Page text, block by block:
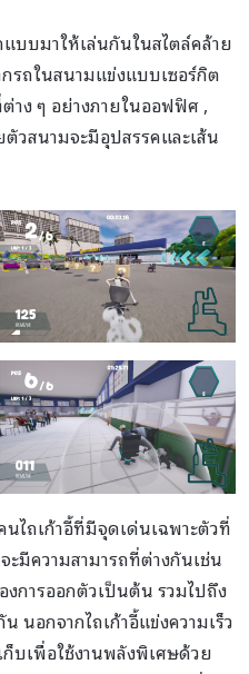
บบมาให้เล่นกันในสไตล์คล้าย
รถในสนามแข่งแบบเซอร์กิต
าง ๆ อย่างภายในออฟฟิศ ,
วสนามจะมีอุปสรรคและเส้น
ไถเก้าอี้ที่มีจุดเด่นเฉพาะตัวที่
มีความสามารถที่ต่างกันเช่น
งการออกตัวเป็นต้น รวมไปถึง
นอกจากไถเก้าอี้แข่งความเร็ว
บเพื่อใช้งานพลังพิเศษด้วย